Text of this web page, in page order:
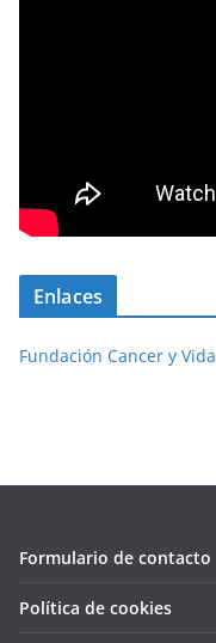
Enlaces
Fundación Cancer y Vida
Formulario de contacto
Política de cookies